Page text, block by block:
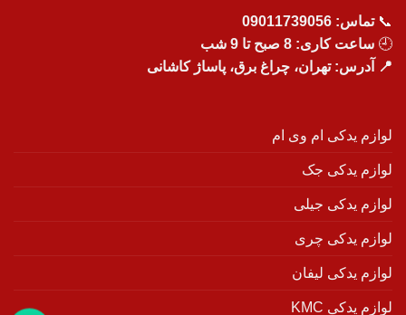
📞تماس: 09011739056
🕘 ساعت کاری: 8 صبح تا 9 شب
📍 آدرس: تهران، چراغ برق، پاساژ کاشانی
لوازم یدکی ام وی ام
لوازم یدکی جک
لوازم یدکی جیلی
لوازم یدکی چری
لوازم یدکی لیفان
لوازم یدکی KMC